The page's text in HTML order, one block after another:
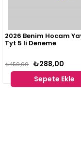
2026 Benim Hocam
Tyt 5 li Deneme
₺288,00
₺450,00
Sepete Ekle